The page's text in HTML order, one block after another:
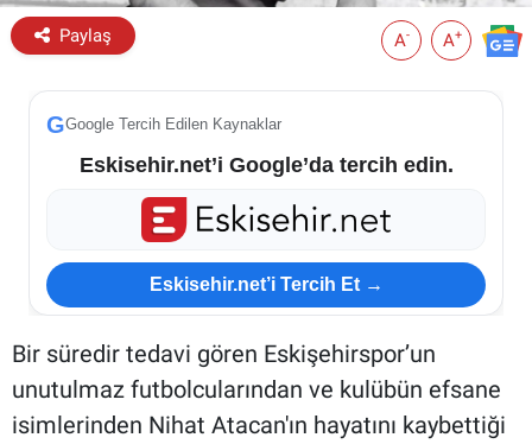
Paylaş A- A+
GGoogle Tercih Edilen Kaynaklar
Eskisehir.net’i Google’da tercih edin.
Eskisehir.net’i Tercih Et →
Bir süredir tedavi gören Eskişehirspor’un
unutulmaz futbolcularından ve kulübün efsane
isimlerinden Nihat Atacan'ın hayatını kaybettiği
Eskişehir Otobüs Saatleri